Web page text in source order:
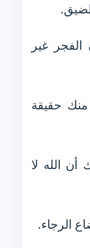
الفجر غير
حقيقة
أن الله لا
الرجاء.